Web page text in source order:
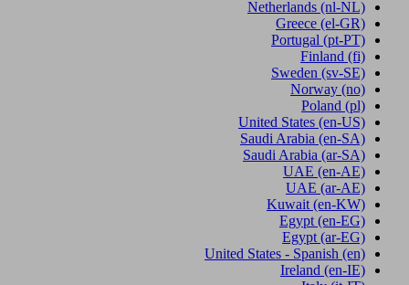
Netherlands (nl-NL)
Greece (el-GR)
Portugal (pt-PT)
Finland (fi)
Sweden (sv-SE)
Norway (no)
Poland (pl)
United States (en-US)
Saudi Arabia (en-SA)
Saudi Arabia (ar-SA)
UAE (en-AE)
UAE (ar-AE)
Kuwait (en-KW)
Egypt (en-EG)
Egypt (ar-EG)
United States - Spanish (en)
Ireland (en-IE)